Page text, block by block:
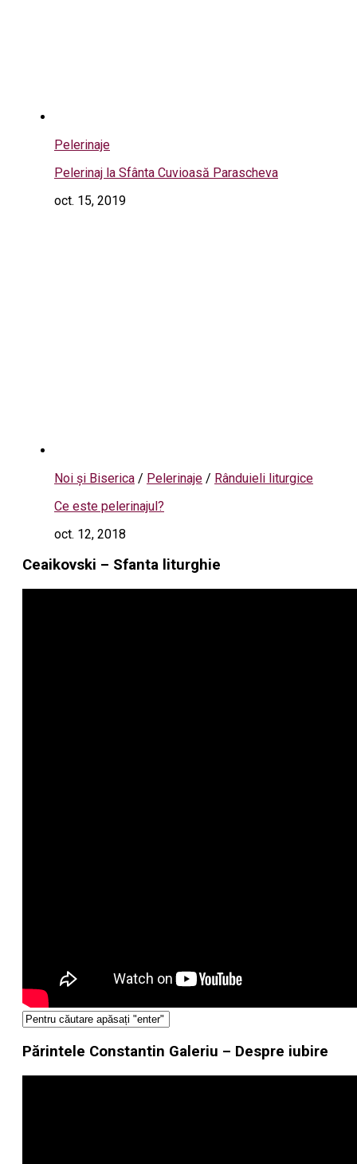
Pelerinaje
Pelerinaj la Sfânta Cuvioasă Parascheva
oct. 15, 2019
Noi și Biserica / Pelerinaje / Rânduieli liturgice
Ce este pelerinajul?
oct. 12, 2018
Ceaikovski – Sfanta liturghie
Părintele Constantin Galeriu – Despre iubire